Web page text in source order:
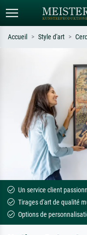
Recherchez par artiste, titre
ex. Monet, Nuit étoilée,
impressionnisme, vague de
nu.
Accueil Style d'art
Un service client
Tirages d'art de qualité
Options de